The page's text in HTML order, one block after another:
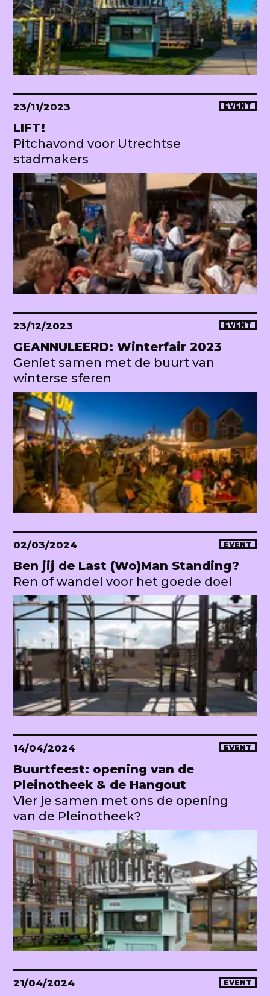
23/11/2023 EVENT
LIFT!
Pitchavond voor Utrechtse
stadmakers
23/12/2023 EVENT
GEANNULEERD: Winterfair 2023
Geniet samen met de buurt van
winterse sferen
02/03/2024 EVENT
Ben jij de Last (Wo)Man Standing?
Ren of wandel voor het goede doel
14/04/2024 EVENT
Buurtfeest: opening van de
Pleinotheek & de Hangout
Vier je samen met ons de opening
van de Pleinotheek?
21/04/2024 EVENT